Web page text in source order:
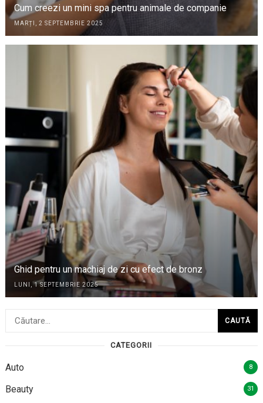
Cum creezi un mini spa pentru animale de companie
MARȚI, 2 SEPTEMBRIE 2025
Ghid pentru un machiaj de zi cu efect de bronz
LUNI, 1 SEPTEMBRIE 2025
Caută
CATEGORII
Auto 8
Beauty 31